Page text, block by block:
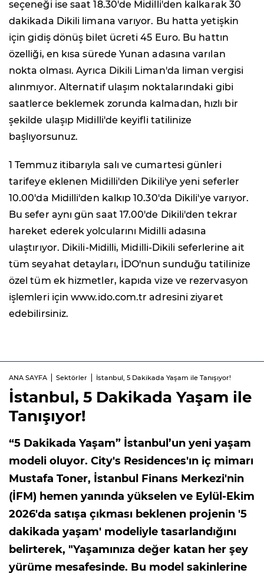
seçeneği ise saat 18.30'de Midilli'den kalkarak 30
dakikada Dikili limana varıyor. Bu hatta yetişkin
için gidiş dönüş bilet ücreti 45 Euro. Bu hattın
özelliği, en kısa sürede Yunan adasına varılan
nokta olması. Ayrıca Dikili Liman'da liman vergisi
alınmıyor. Alternatif ulaşım noktalarındaki gibi
saatlerce beklemek zorunda kalmadan, hızlı bir
şekilde ulaşıp Midilli'de keyifli tatilinize
başlıyorsunuz.
1 Temmuz itibarıyla salı ve cumartesi günleri
tarifeye eklenen Midilli'den Dikili'ye yeni seferler
10.00'da Midilli'den kalkıp 10.30'da Dikili'ye varıyor.
Bu sefer aynı gün saat 17.00'de Dikili'den tekrar
hareket ederek yolcularını Midilli adasına
ulaştırıyor. Dikili-Midilli, Midilli-Dikili seferlerine ait
tüm seyahat detayları, İDO'nun sunduğu tatilinize
özel tüm ek hizmetler, kapıda vize ve rezervasyon
işlemleri için www.ido.com.tr adresini ziyaret
edebilirsiniz.
ANA SAYFA Sektörler İstanbul, 5 Dakikada Yaşam ile Tanışıyor!
İstanbul, 5 Dakikada Yaşam ile
Tanışıyor!
“5 Dakikada Yaşam” İstanbul’un yeni yaşam
modeli oluyor. City's Residences'ın iç mimarı
Mustafa Toner, İstanbul Finans Merkezi'nin
(İFM) hemen yanında yükselen ve Eylül-Ekim
2026'da satışa çıkması beklenen projenin '5
dakikada yaşam' modeliyle tasarlandığını
belirterek, "Yaşamınıza değer katan her şey
yürüme mesafesinde. Bu model sakinlerine